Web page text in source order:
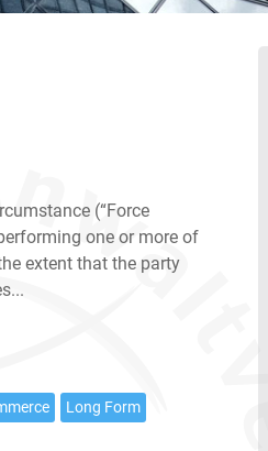
(“Force
one or more of
extent that the party
Long Form